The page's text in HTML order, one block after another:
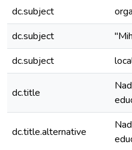
dc.subject
dc.subject
dc.subject
dc.title
dc.title.alternative